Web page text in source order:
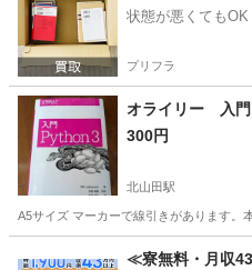
状態が悪くても
プリフラ
オライリー 入
300円
北山田駅
A5サイズ マーカーで線引きがあります。
北山田駅 理
≪寮無料・月収